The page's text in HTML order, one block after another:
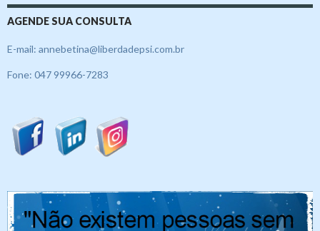
AGENDE SUA CONSULTA
E-mail: annebetina@liberdadepsi.com.br
Fone: 047 99966-7283